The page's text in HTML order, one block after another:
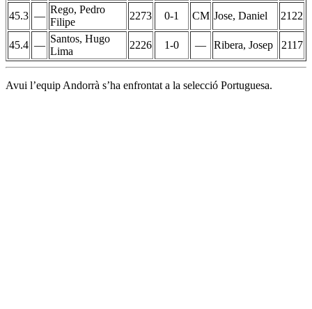
45.3 —
Rego, Pedro
Filipe
2273 0-1 CM Jose, Daniel 2122
45.4 —
Santos, Hugo
Lima
2226 1-0 — Ribera, Josep 2117
Avui l’equip Andorrà s’ha enfrontat a la selecció Portuguesa.